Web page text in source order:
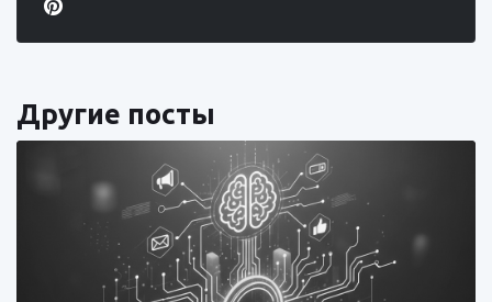
Другие посты